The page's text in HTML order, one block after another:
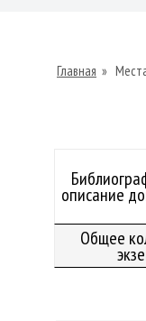
Главная »
описание
Общее